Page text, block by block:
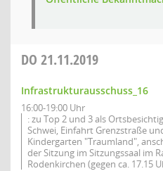
DO 21.11.2019
Infrastrukturausschuss_16
16:00-19:00 Uhr
: zu Top 2 und 3 als
Schwei, Einfahrt Grenzstraße
Kindergarten "Traumland",
der Sitzung im Sitzungssaal im
Rodenkirchen (gegen ca. 17.15